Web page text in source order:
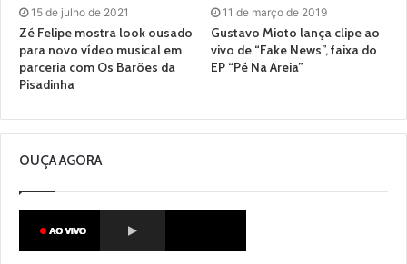
15 de julho de 2021
Zé Felipe mostra look ousado
para novo vídeo musical em
parceria com Os Barões da
Pisadinha
11 de março de 2019
Gustavo Mioto lança clipe ao
vivo de “Fake News”, faixa do
EP “Pé Na Areia”
OUÇA AGORA